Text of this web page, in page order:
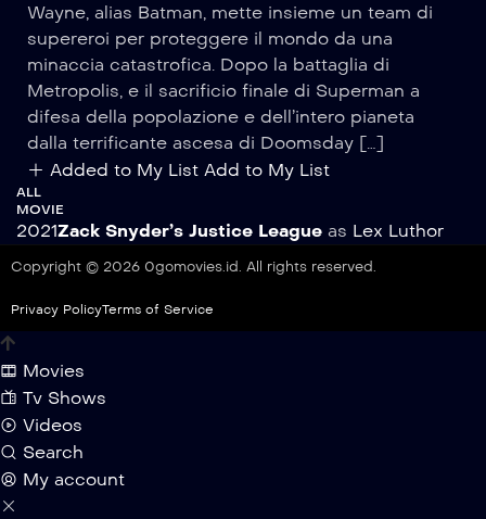
Wayne, alias Batman, mette insieme un team di
supereroi per proteggere il mondo da una
minaccia catastrofica. Dopo la battaglia di
Metropolis, e il sacrificio finale di Superman a
difesa della popolazione e dell’intero pianeta
dalla terrificante ascesa di Doomsday […]
Added to My List Add to My List
ALL
MOVIE
2021Zack Snyder’s Justice League as Lex Luthor
Copyright © 2026 0gomovies.id. All rights reserved.
Privacy PolicyTerms of Service
Movies
Tv Shows
Videos
Search
My account